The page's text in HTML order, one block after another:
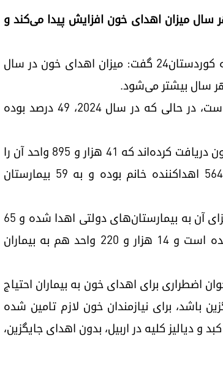
که هر سال میزان اهدای خون افزایش پیدا می‌کند و
صانع بابکر، مدیر بانک خون اربیل، امروز یکشنبه ۴ ژانویه، به کوردستان۲۴ گفت: میزان اهدای خون در سال
او گفت که این میزان در سال ۲۰۲۵ به ۵۵ درصد رسیده است، در حالی که در سال ۲۰۲۴، ۴۹ درصد بوده
همچنین توضیح داد: در سال ۲۰۲۵، ۷۵ هزار و ۳۱۷ واحد، خون دریافت کرده‌اند که ۴۱ هزار و ۸۹۵ واحد آن را
از اهداکنندگان دریافت کرده‌اند. از مجموع اهداکنندگان ۵۶۴ اهداکننده خانم بوده و به ۵۹ بیمارستان
صانع بابکر در ادامه گفت که ۸۹ هزار و ۳۹۲ واحد خون و اجزای آن به بیمارستان‌های دولتی اهدا شده و ۶۵
هزار و ۸۳۸ واحد هم به بیمارستان‌های خصوصی اهدا شده است و ۱۴ هزار و ۲۲۰ واحد هم به بیماران
اضطراری برای اهدای خون به بیماران احتیاج
باشد، برای نیازمندان خون لازم تامین شده
و دیالیز کلیه در اربیل، بدون اهدای جایگزین،